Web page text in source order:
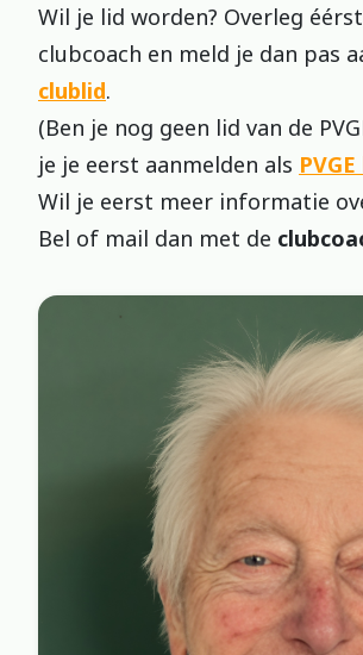
Wil je lid worden? Overleg
clubcoach en meld je dan pas
clublid.
(Ben je nog geen lid van de
je je eerst aanmelden als
Wil je eerst meer informatie
Bel of mail dan met de